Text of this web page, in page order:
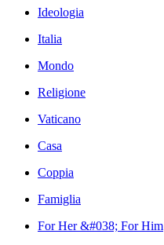
Ideologia
Italia
Mondo
Religione
Vaticano
Casa
Coppia
Famiglia
For Her &#038; For Him